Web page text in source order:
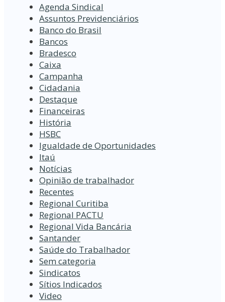
Agenda Sindical
Assuntos Previdenciários
Banco do Brasil
Bancos
Bradesco
Caixa
Campanha
Cidadania
Destaque
Financeiras
História
HSBC
Igualdade de Oportunidades
Itaú
Notícias
Opinião de trabalhador
Recentes
Regional Curitiba
Regional PACTU
Regional Vida Bancária
Santander
Saúde do Trabalhador
Sem categoria
Sindicatos
Sítios Indicados
Video